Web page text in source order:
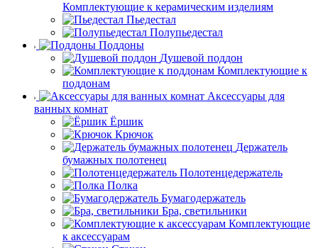
Комплектующие к керамическим изделиям
Пьедестал
Полупьедестал
Поддоны
Душевой поддон
Комплектующие к
поддонам
Аксессуары для
ванных комнат
Ёршик
Крючок
Держатель
бумажных полотенец
Полотенцедержатель
Полка
Бумагодержатель
Бра, светильники
Комплектующие
к аксессуарам